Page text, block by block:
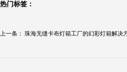
热门标签：
上一条： 珠海无缝卡布灯箱工厂的幻彩灯箱解决